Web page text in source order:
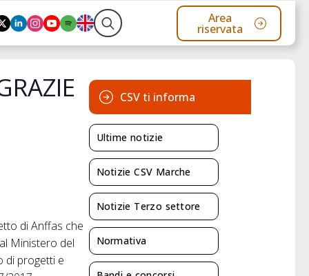
Search
Area
riservata
di Anffas che
Ministero del
di progetti e
CSV ti informa
Ultime notizie
Notizie CSV Marche
Notizie Terzo settore
Normativa